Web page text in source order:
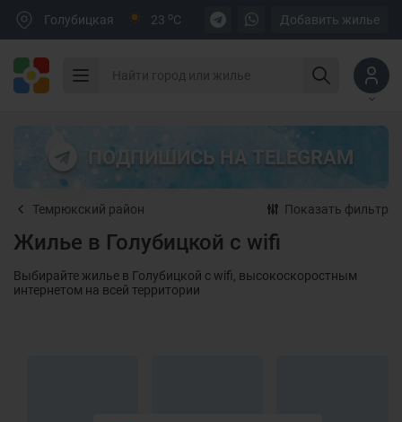
Голубицкая 23 oC Добавить жилье
ПОДПИШИСЬ НА TELEGRAM
Темрюкский район Показать фильтр
Жилье в Голубицкой с wifi
Выбирайте жилье в Голубицкой с wifi, высокоскоростным
интернетом на всей территории